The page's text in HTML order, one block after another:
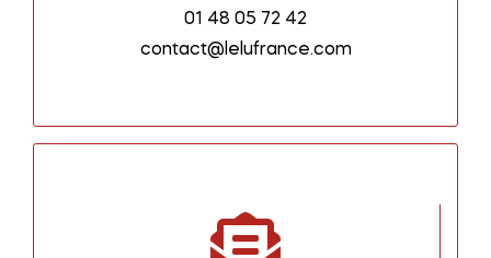
01 48 05 72 42
contact@lelufrance.com